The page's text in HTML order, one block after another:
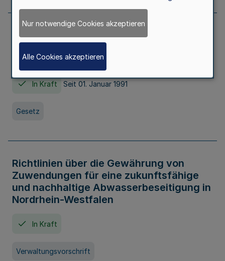
Erstes Gesetz zur Ausführung des
Kinder- und Jugendhilfegesetzes - AG -
KJHG -
In Kraft Seit 01. Januar 1991
Gesetz
Richtlinien über die Gewährung von
Zuwendungen für eine zukunftsfähige
und nachhaltige Abwasserbeseitigung in
Nordrhein-Westfalen
In Kraft
Verwaltungsvorschrift
Nur notwendige Cookies akzeptieren
Alle Cookies akzeptieren